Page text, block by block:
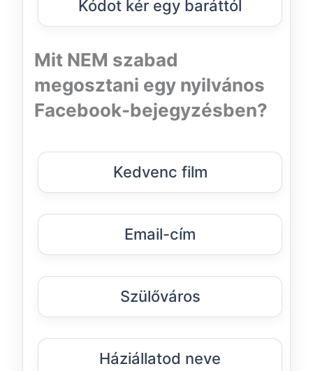
Kódot kér egy baráttól
Mit NEM szabad
megosztani egy nyilvános
Facebook-bejegyzésben?
Kedvenc film
Email-cím
Szülőváros
Háziállatod neve